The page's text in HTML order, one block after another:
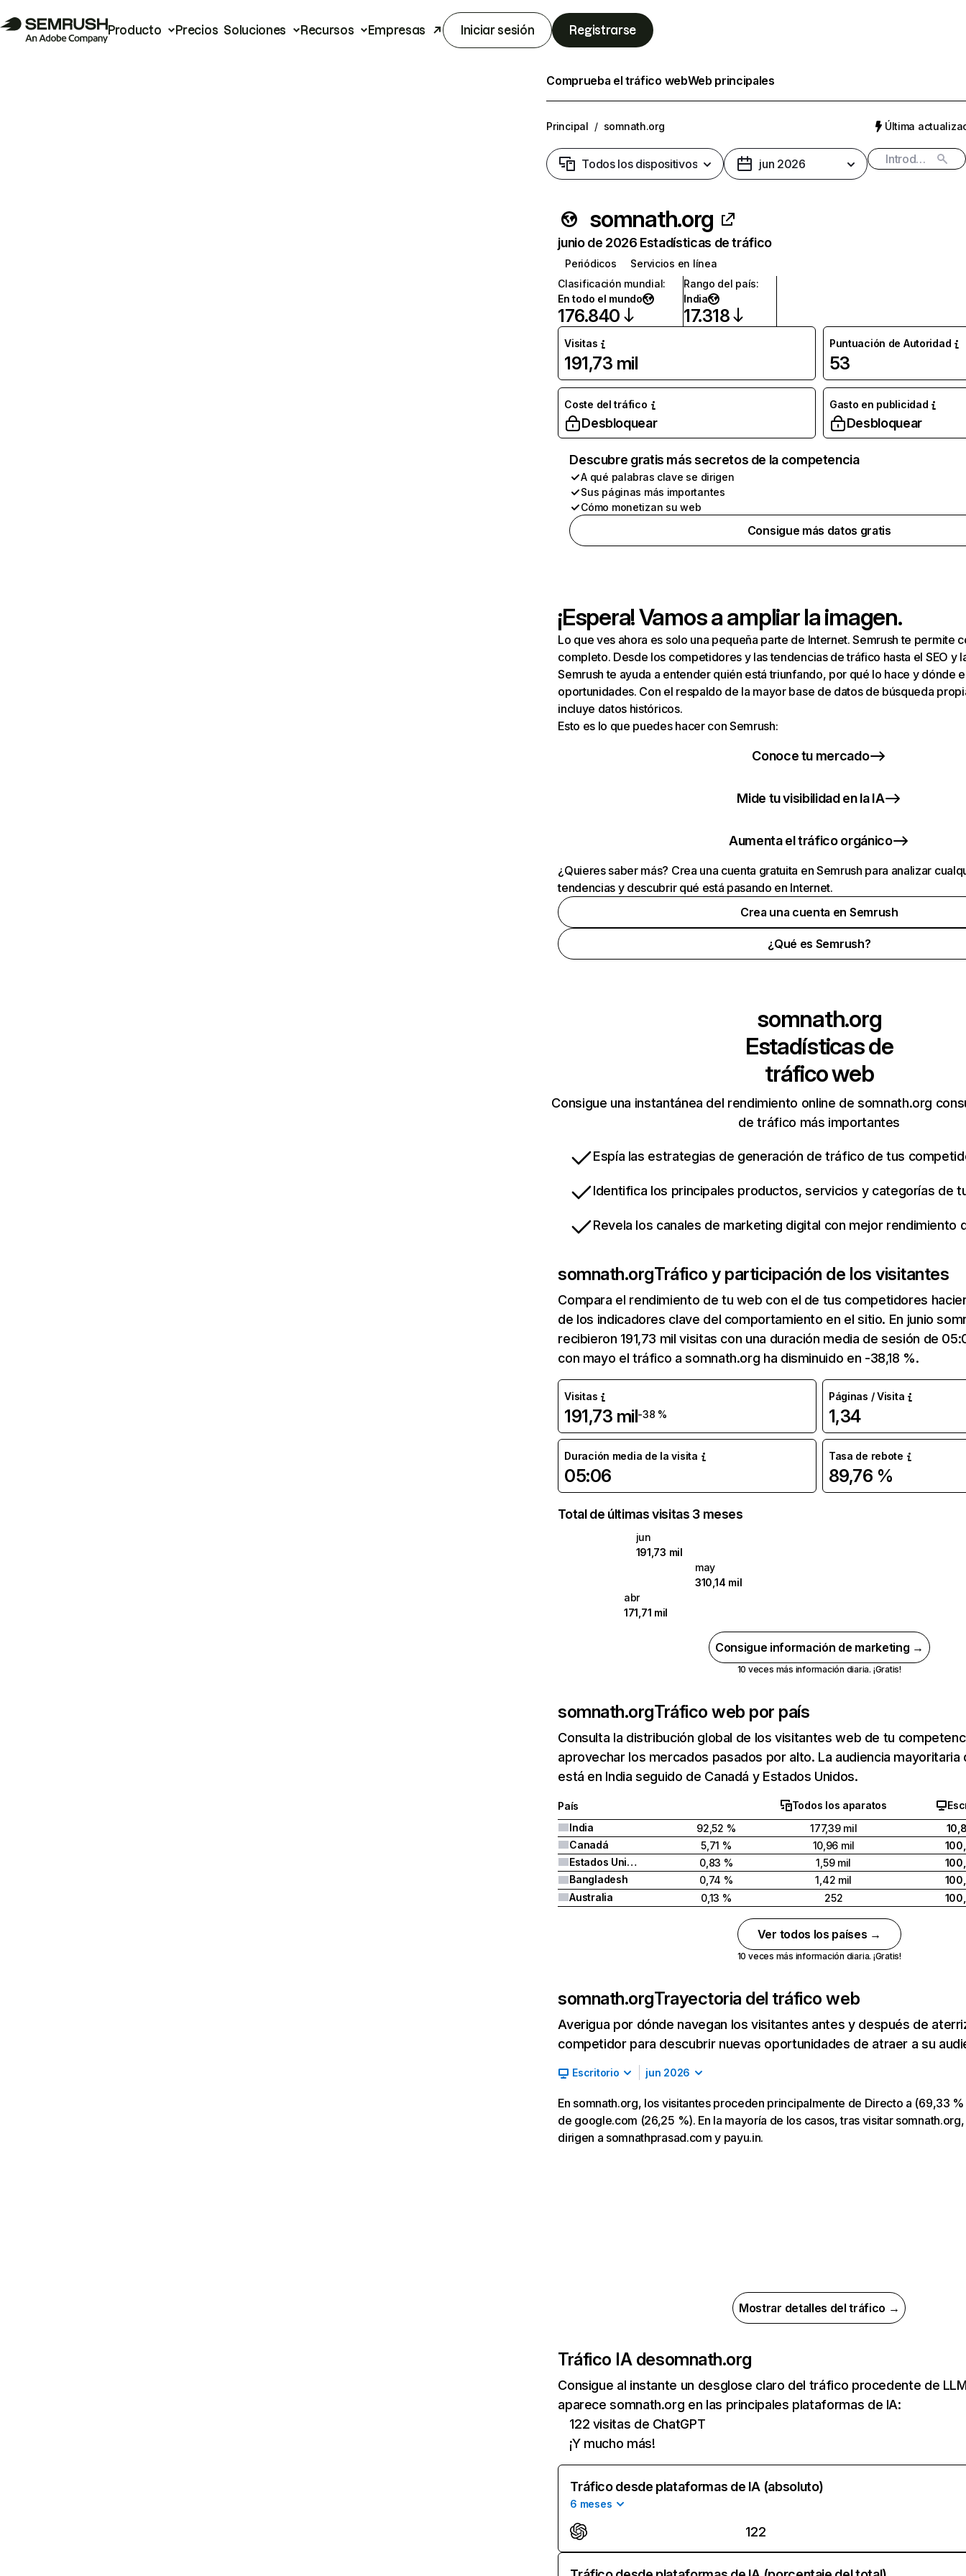
Producto Precios Soluciones Recursos Empresas Iniciar sesión Registrarse
Comprueba el tráfico webWeb principales
Principal / somnath.org Última
Todos los dispositivos jun 2026
somnath.org
junio de 2026 Estadísticas de tráfico
Periódicos
Servicios en línea
Clasificación mundial:
En todo el mundo
176.840
Rango del país:
India
17.318
Visitas
191,73 mil
Puntuación de Autoridad
53
Coste del tráfico
Desbloquear
Gasto en publicidad
Desbloquear
Descubre gratis más secretos de la competencia
A qué palabras clave se dirigen
Sus páginas más importantes
Cómo monetizan su web
Consigue más datos gratis
¡Espera! Vamos a ampliar la imagen.
Lo que ves ahora es solo una pequeña parte de Internet. Semrush te permite
completo. Desde los competidores y las tendencias de tráfico hasta el SEO y
Semrush te ayuda a entender quién está triunfando, por qué lo hace y dónde
oportunidades. Con el respaldo de la mayor base de datos de búsqueda
incluye datos históricos.
Esto es lo que puedes hacer con Semrush:
Conoce tu mercado
Mide tu visibilidad en la IA
Aumenta el tráfico orgánico
¿Quieres saber más? Crea una cuenta gratuita en Semrush para analizar
tendencias y descubrir qué está pasando en Internet.
Crea una cuenta en Semrush
¿Qué es Semrush?
somnath.org
Estadísticas de
tráfico web
Consigue una instantánea del rendimiento online de somnath.org
de tráfico más importantes
Espía las estrategias de generación de tráfico de tus
Identifica los principales productos, servicios y categorías de
Revela los canales de marketing digital con mejor rendimiento
somnath.orgTráfico y participación de los visitantes
Compara el rendimiento de tu web con el de tus competidores
de los indicadores clave del comportamiento en el sitio. En junio
recibieron 191,73 mil visitas con una duración media de sesión de
con mayo el tráfico a somnath.org ha disminuido en -38,18 %.
Visitas
191,73 mil-38 %
Páginas / Visita
1,34
Duración media de la visita
05:06
Tasa de rebote
89,76 %
Total de últimas visitas 3 meses
jun
191,73 mil
may
310,14 mil
abr
171,71 mil
Consigue información de marketing →
10 veces más información diaria. ¡Gratis!
somnath.orgTráfico web por país
Consulta la distribución global de los visitantes web de tu
aprovechar los mercados pasados por alto. La audiencia mayoritaria
está en India seguido de Canadá y Estados Unidos.
País Todos los aparatos
India
92,52 % 177,39 mil
Canadá
5,71 % 10,96 mil
Estados Unidos
0,83 % 1,59 mil
Bangladesh
0,74 % 1,42 mil
Australia
0,13 % 252
Ver todos los países →
10 veces más información diaria. ¡Gratis!
somnath.orgTrayectoria del tráfico web
Averigua por dónde navegan los visitantes antes y después de
competidor para descubrir nuevas oportunidades de atraer a su
Escritorio jun 2026
En somnath.org, los visitantes proceden principalmente de Directo a (69,33
de google.com (26,25 %). En la mayoría de los casos, tras visitar
dirigen a somnathprasad.com y payu.in.
Mostrar detalles del tráfico →
Tráfico IA desomnath.org
Consigue al instante un desglose claro del tráfico procedente de
aparece somnath.org en las principales plataformas de IA:
122 visitas de ChatGPT
¡Y mucho más!
Tráfico desde plataformas de IA (absoluto)
6 meses
122